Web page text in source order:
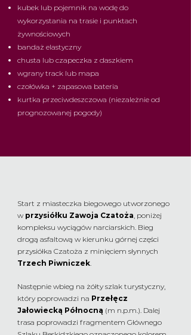
kubek lub pojemnik na wodę do
wykorzystania na trasie i punktach
żywnościowych
bandaż elastyczny
chusta lub czapeczka z daszkiem
wgrany track lub mapa
czołówka + zapasowa bateria
kurtka przeciwdeszczowa (niezależnie od
prognozowanej pogody)
Start z miasteczka biegowego utworzonego
w przysiółku Zawoja Czatoża, poniżej
kompleksu wyciągów narciarskich. Bieg
drogą asfaltową w kierunku górnej części
przysiółka Czatoża z minięciem słynnych
Trzech Piwniczek.
Następnie wbieg na żółty szlak turystyczny,
który poprowadzi na Przełęcz
Jałowiecką Północną (m n.p.m.). Dalej
trasa poprowadzi fragmentem Głównego